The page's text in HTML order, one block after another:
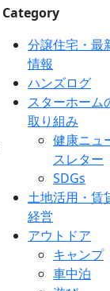
Category
分譲住宅・最
情報
ハンズログ
スターホーム
取り組み
健康ニュ
スレター
SDGs
土地活用・賃
経営
アウトドア
キャンプ
車中泊